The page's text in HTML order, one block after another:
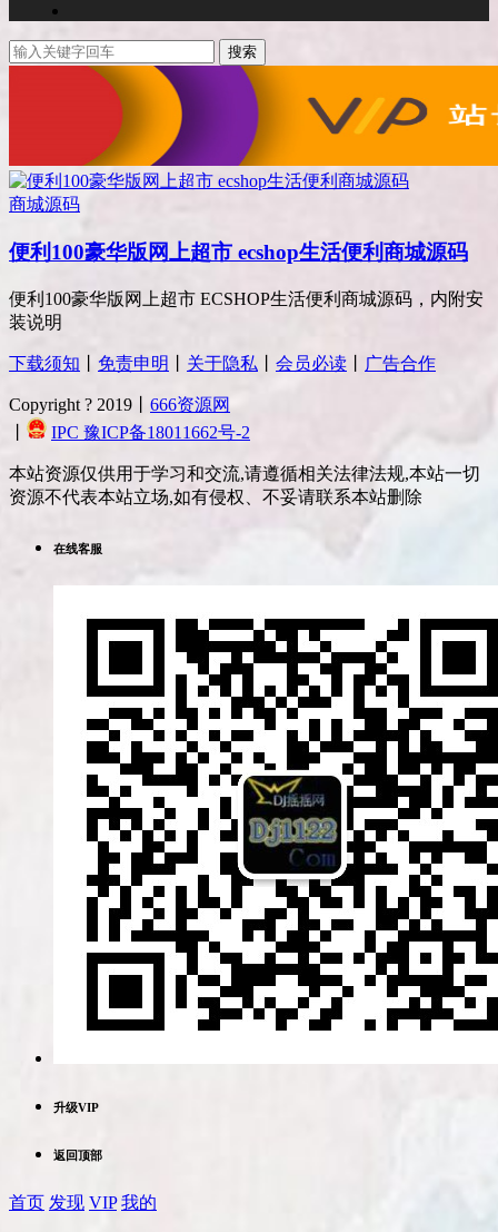
搜索
商城源码
便利100豪华版网上超市 ecshop生活便利商城源码
便利100豪华版网上超市 ECSHOP生活便利商城源码，内附安
装说明
下载须知 免责申明 关于隐私 会员必读 广告合作
Copyright ? 2019丨 666资源网
IPC 豫ICP备18011662号-2
本站资源仅供用于学习和交流,请遵循相关法律法规,本站一切
资源不代表本站立场,如有侵权、不妥请联系本站删除
在线客服
升级VIP
返回顶部
首页 发现 VIP 我的